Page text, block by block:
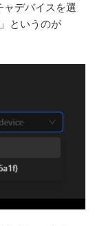
ャデバイスを選
というのが